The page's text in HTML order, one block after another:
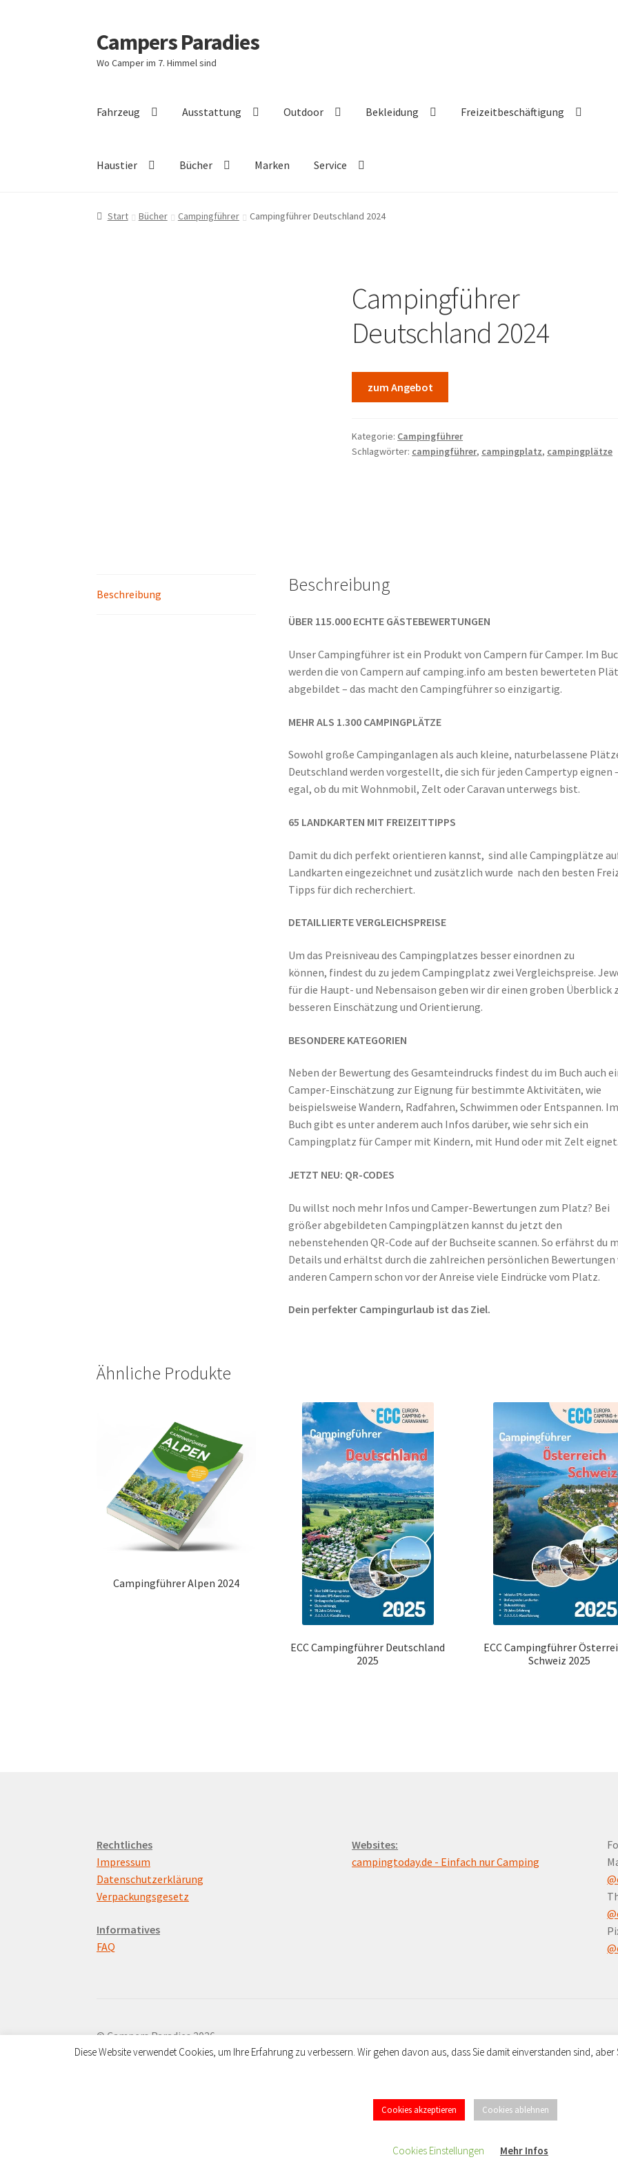
Zur
Navigation
springen
Zum
Inhalt
springen
Campers Paradies
Wo Camper im 7. Himmel sind
Fahrzeug Ausstattung Outdoor Bekleidung Freizeitbeschäftigung
Haustier Bücher Marken Service
Start Bücher Campingführer Campingführer Deutschland 2024
Campingführer
Deutschland 2024
zum Angebot
Kategorie: Campingführer
Schlagwörter: campingführer, campingplatz, campingplätze
Beschreibung Beschreibung
ÜBER 115.000 ECHTE GÄSTEBEWERTUNGEN
Unser Campingführer ist ein Produkt von Campern für Camper. Im
werden die von Campern auf camping.info am besten bewerteten
abgebildet – das macht den Campingführer so einzigartig.
MEHR ALS 1.300 CAMPINGPLÄTZE
Sowohl große Campinganlagen als auch kleine, naturbelassene
Deutschland werden vorgestellt, die sich für jeden Campertyp eignen
egal, ob du mit Wohnmobil, Zelt oder Caravan unterwegs bist.
65 LANDKARTEN MIT FREIZEITTIPPS
Damit du dich perfekt orientieren kannst, sind alle Campingplätze
Landkarten eingezeichnet und zusätzlich wurde nach den besten
Tipps für dich recherchiert.
DETAILLIERTE VERGLEICHSPREISE
Um das Preisniveau des Campingplatzes besser einordnen zu
können, findest du zu jedem Campingplatz zwei Vergleichspreise.
für die Haupt- und Nebensaison geben wir dir einen groben Überblick
besseren Einschätzung und Orientierung.
BESONDERE KATEGORIEN
Neben der Bewertung des Gesamteindrucks findest du im Buch auch
Camper-Einschätzung zur Eignung für bestimmte Aktivitäten, wie
beispielsweise Wandern, Radfahren, Schwimmen oder Entspannen. Im
Buch gibt es unter anderem auch Infos darüber, wie sehr sich ein
Campingplatz für Camper mit Kindern, mit Hund oder mit Zelt eignet.
JETZT NEU: QR-CODES
Du willst noch mehr Infos und Camper-Bewertungen zum Platz? Bei
größer abgebildeten Campingplätzen kannst du jetzt den
nebenstehenden QR-Code auf der Buchseite scannen. So erfährst du
Details und erhältst durch die zahlreichen persönlichen Bewertungen
anderen Campern schon vor der Anreise viele Eindrücke vom Platz.
Dein perfekter Campingurlaub ist das Ziel.
Ähnliche Produkte
Campingführer Alpen 2024
ECC Campingführer Deutschland
2025
ECC Campingführer
Schweiz 2025
Rechtliches
Impressum
Datenschutzerklärung
Verpackungsgesetz
Informatives
FAQ
Websites:
campingtoday.de - Einfach nur Camping
© Campers Paradies 2026
Datenschutzerklärung
Erstellt mit WooCommerce.
Diese Website verwendet Cookies, um Ihre Erfahrung zu verbessern. Wir gehen davon aus, dass Sie damit einverstanden sind,
Cookies akzeptieren Cookies ablehnen
Cookies Einstellungen Mehr Infos